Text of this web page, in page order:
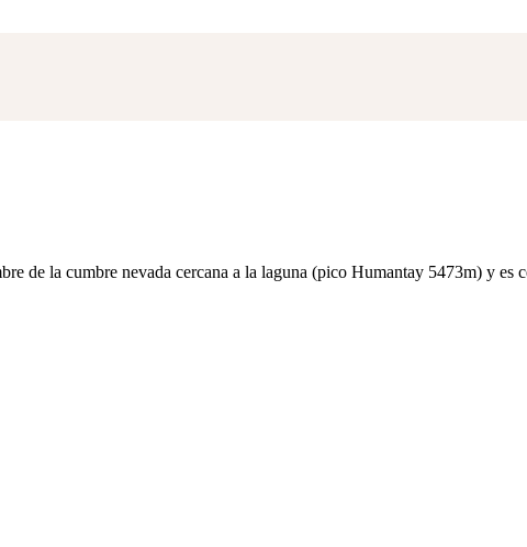
de la cumbre nevada cercana a la laguna (pico Humantay 5473m) y es